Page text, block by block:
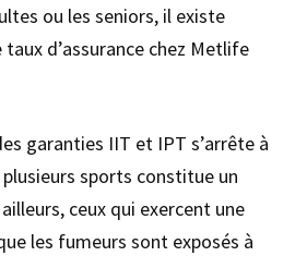
ou les seniors, il existe
d’assurance chez Metlife
garanties IIT et IPT s’arrête à
sports constitue un
ceux qui exercent une
les fumeurs sont exposés à